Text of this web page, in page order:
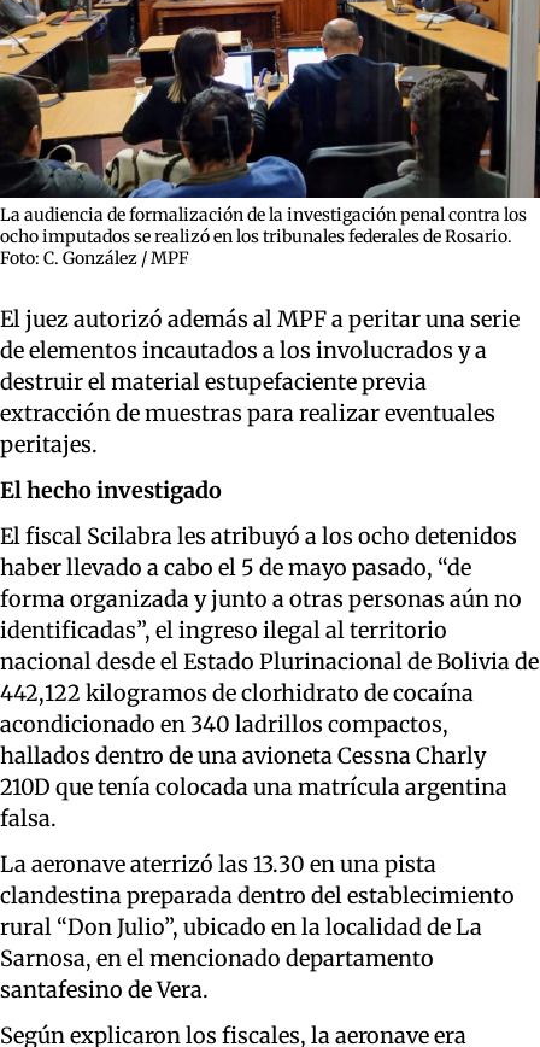
La audiencia de formalización de la investigación penal contra los
ocho imputados se realizó en los tribunales federales de Rosario.
Foto: C. González / MPF
El juez autorizó además al MPF a peritar una serie
de elementos incautados a los involucrados y a
destruir el material estupefaciente previa
extracción de muestras para realizar eventuales
peritajes.
El hecho investigado
El fiscal Scilabra les atribuyó a los ocho detenidos
haber llevado a cabo el 5 de mayo pasado, “de
forma organizada y junto a otras personas aún no
identificadas”, el ingreso ilegal al territorio
nacional desde el Estado Plurinacional de Bolivia de
442,122 kilogramos de clorhidrato de cocaína
acondicionado en 340 ladrillos compactos,
hallados dentro de una avioneta Cessna Charly
210D que tenía colocada una matrícula argentina
falsa.
La aeronave aterrizó las 13.30 en una pista
clandestina preparada dentro del establecimiento
rural “Don Julio”, ubicado en la localidad de La
Sarnosa, en el mencionado departamento
santafesino de Vera.
Según explicaron los fiscales, la aeronave era